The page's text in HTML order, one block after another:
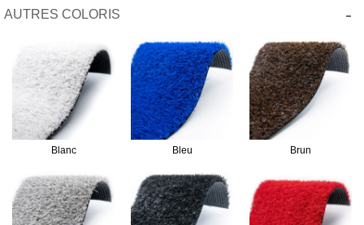
AUTRES COLORIS -
Blanc Bleu Brun